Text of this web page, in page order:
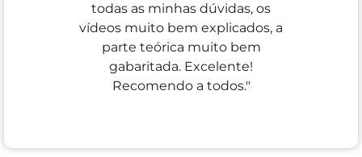
todas as minhas dúvidas, os
vídeos muito bem explicados, a
parte teórica muito bem
gabaritada. Excelente!
Recomendo a todos."